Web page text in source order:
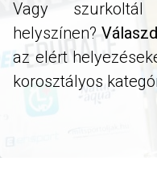
Vagy
helyszínen?
az elért
korosztályos